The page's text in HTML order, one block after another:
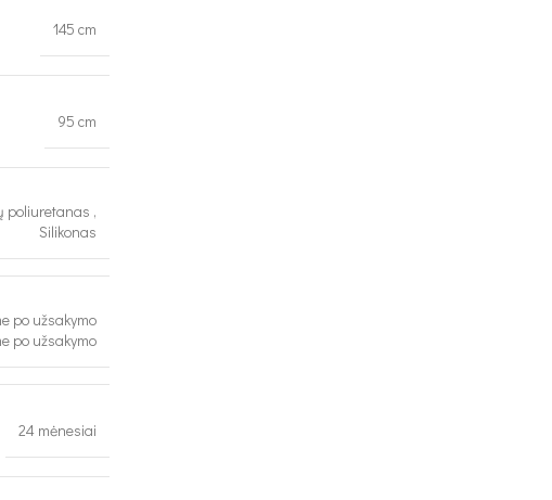
145 cm
95 cm
poliuretanas ,
Silikonas
po užsakymo
po užsakymo
24 mėnesiai